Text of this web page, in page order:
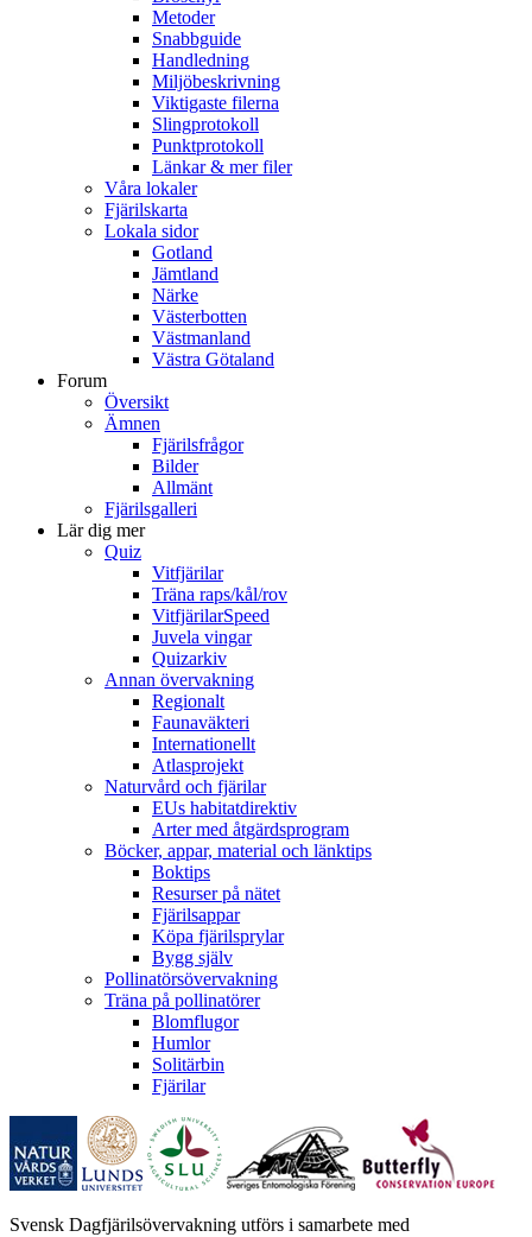
Metoder
Snabbguide
Handledning
Miljöbeskrivning
Viktigaste filerna
Slingprotokoll
Punktprotokoll
Länkar & mer filer
Våra lokaler
Fjärilskarta
Lokala sidor
Gotland
Jämtland
Närke
Västerbotten
Västmanland
Västra Götaland
Forum
Översikt
Ämnen
Fjärilsfrågor
Bilder
Allmänt
Fjärilsgalleri
Lär dig mer
Quiz
Vitfjärilar
Träna raps/kål/rov
VitfjärilarSpeed
Juvela vingar
Quizarkiv
Annan övervakning
Regionalt
Faunaväkteri
Internationellt
Atlasprojekt
Naturvård och fjärilar
EUs habitatdirektiv
Arter med åtgärdsprogram
Böcker, appar, material och länktips
Boktips
Resurser på nätet
Fjärilsappar
Köpa fjärilsprylar
Bygg själv
Pollinatörsövervakning
Träna på pollinatörer
Blomflugor
Humlor
Solitärbin
Fjärilar
Svensk Dagfjärilsövervakning utförs i samarbete med